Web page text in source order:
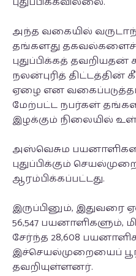
அந்த வகையில்
தங்களது தகவல்களைச்
புதுப்பிக்கத்
நலன்புரித் திட்டத்தின்
ஏழை என
மேற்பட்ட நபர்கள்
இழக்கும் நிலையில்
அஸ்வெசும
புதுப்பிக்கும்
ஆரம்பிக்கப்பட்டது.
இருப்பினும், இதுவரை
56,547 பயனாளிகளும்,
சேர்ந்த 28,608
இச்செயல்முறையைப்
தவறியுள்ளனர்.